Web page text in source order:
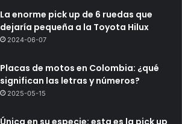
La enorme pick up de 6 ruedas que
dejaría pequeña a la Toyota Hilux
2024-06-07
Placas de motos en Colombia: ¿qué
significan las letras y números?
2025-05-15